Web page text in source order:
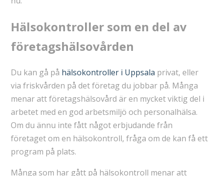
Hälsokontroller som en del av
företagshälsovården
Du kan gå på hälsokontroller i Uppsala privat, eller
via friskvården på det företag du jobbar på. Många
menar att företagshälsovård är en mycket viktig del i
arbetet med en god arbetsmiljö och personalhälsa.
Om du ännu inte fått något erbjudande från
företaget om en hälsokontroll, fråga om de kan få ett
program på plats.
Många som har gått på hälsokontroll menar att